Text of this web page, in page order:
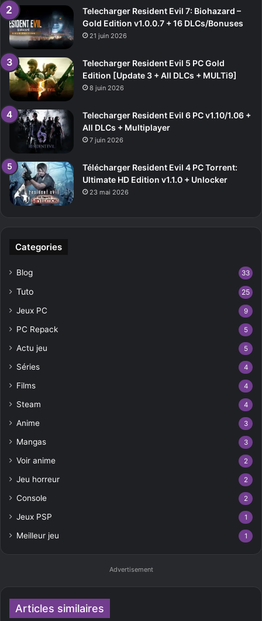
Telecharger Resident Evil 7: Biohazard –
Gold Edition v1.0.0.7 + 16 DLCs/Bonuses
21 juin 2026
Telecharger Resident Evil 5 PC Gold
Edition [Update 3 + All DLCs + MULTi9]
8 juin 2026
Telecharger Resident Evil 6 PC v1.10/1.06 +
All DLCs + Multiplayer
7 juin 2026
Télécharger Resident Evil 4 PC Torrent:
Ultimate HD Edition v1.1.0 + Unlocker
23 mai 2026
Categories
Blog 33
Tuto 25
Jeux PC 9
PC Repack 5
Actu jeu 5
Séries 4
Films 4
Steam 4
Anime 3
Mangas 3
Voir anime 2
Jeu horreur 2
Console 2
Jeux PSP 1
Meilleur jeu 1
Advertisement
Articles similaires